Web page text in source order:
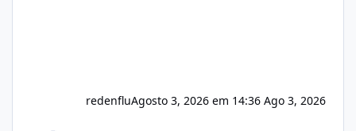
redenfluAgosto 3, 2026 em 14:36 Ago 3, 2026